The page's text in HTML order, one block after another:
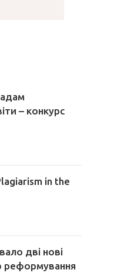
– конкурс
in the
дві нові
реформування